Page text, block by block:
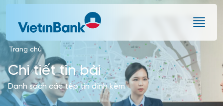
Trang chủ
Chi tiết tin bài
Danh sách các tệp tin đính kèm